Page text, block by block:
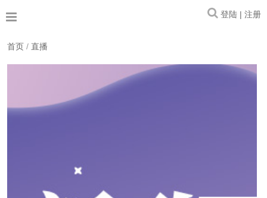
登陆 | 注册
首页 / 直播